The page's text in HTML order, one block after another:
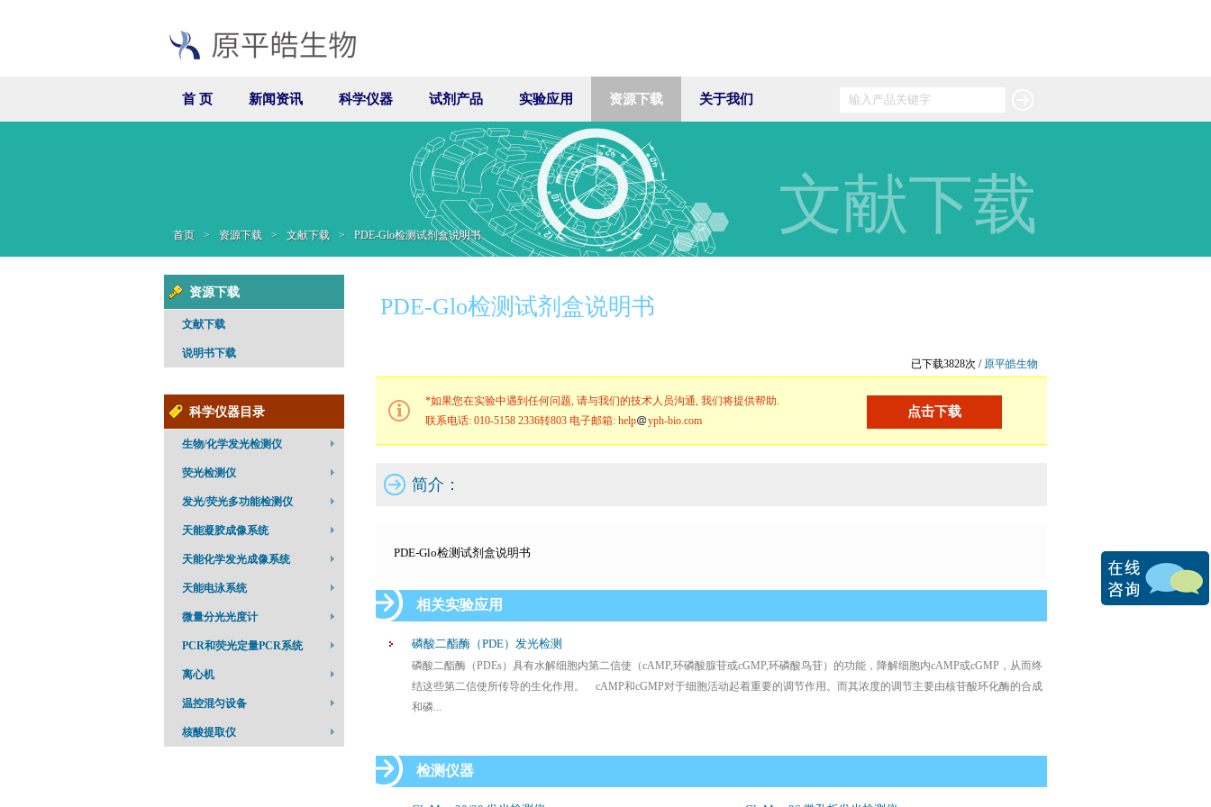
首 页 新闻资讯 科学仪器 试剂产品 实验应用 资源下载 关于我们
首页 > 资源下载 > 文献下载 > PDE-Glo检测试剂盒说明书 文献下载
资源下载
文献下载
说明书下载
科学仪器目录
生物/化学发光检测仪
荧光检测仪
发光/荧光多功能检测仪
天能凝胶成像系统
天能化学发光成像系统
天能电泳系统
微量分光光度计
PCR和荧光定量PCR系统
离心机
温控混匀设备
核酸提取仪
PDE-Glo检测试剂盒说明书
已下载3828次 / 原平皓生物
点击下载
*如果您在实验中遇到任何问题, 请与我们的技术人员沟通, 我们将提供帮助.
联系电话: 010-5158 2336转803 电子邮箱: help
yph-bio.com
简介：
PDE-Glo检测试剂盒说明书
相关实验应用
磷酸二酯酶（PDE）发光检测
磷酸二酯酶（PDEs）具有水解细胞内第二信使（cAMP,环磷酸腺苷或cGMP,环磷酸鸟苷）的功能，降解细胞内cAMP或cGMP，从而终
结这些第二信使所传导的生化作用。 cAMP和cGMP对于细胞活动起着重要的调节作用。而其浓度的调节主要由核苷酸环化酶的合成
和磷...
检测仪器